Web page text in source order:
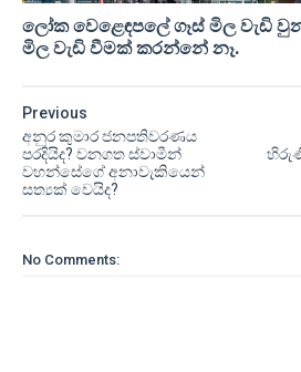
ලෝක වෙළෙඳපලේ ගෑස් මිල වැඩි
මිල වැඩි වීමක් කරන්නේ නෑ.
Previous
අනුර කුමාර ජනපතිවරණය
පරදියිද? වනගත ස්වාමීන්
වහන්සේගේ අනාවැකියෙන්
සත්‍යක් වෙයිද?
No Comments: